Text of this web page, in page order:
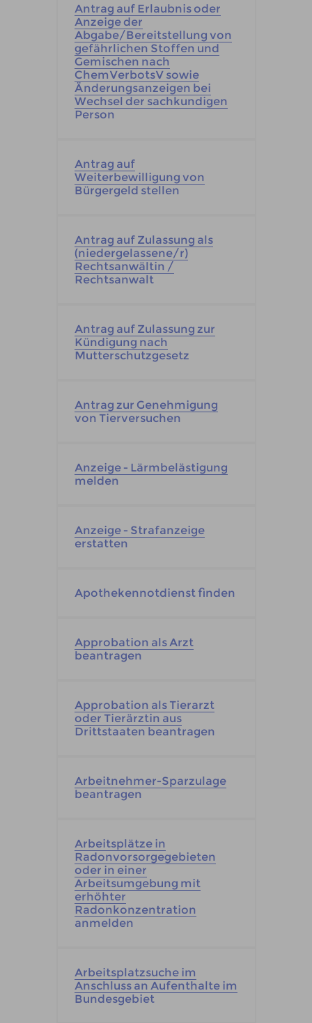
Antrag auf Erlaubnis oder
Anzeige der
Abgabe/Bereitstellung von
gefährlichen Stoffen und
Gemischen nach
ChemVerbotsV sowie
Änderungsanzeigen bei
Wechsel der sachkundigen
Person
Antrag auf
Weiterbewilligung von
Bürgergeld stellen
Antrag auf Zulassung als
(niedergelassene/r)
Rechtsanwältin /
Rechtsanwalt
Antrag auf Zulassung zur
Kündigung nach
Mutterschutzgesetz
Antrag zur Genehmigung
von Tierversuchen
Anzeige - Lärmbelästigung
melden
Anzeige - Strafanzeige
erstatten
Apothekennotdienst finden
Approbation als Arzt
beantragen
Approbation als Tierarzt
oder Tierärztin aus
Drittstaaten beantragen
Arbeitnehmer-Sparzulage
beantragen
Arbeitsplätze in
Radonvorsorgegebieten
oder in einer
Arbeitsumgebung mit
erhöhter
Radonkonzentration
anmelden
Arbeitsplatzsuche im
Anschluss an Aufenthalte im
Bundesgebiet